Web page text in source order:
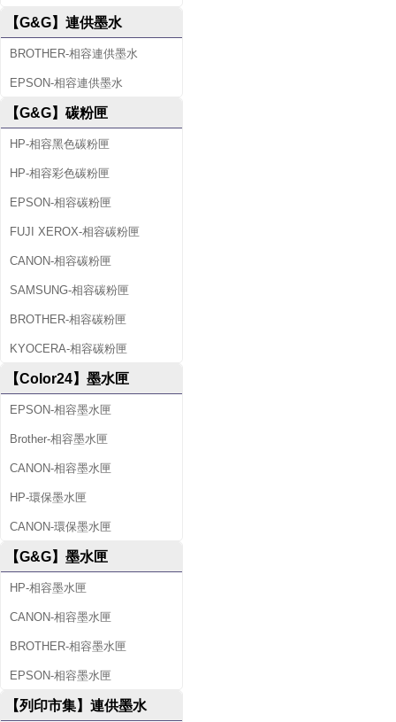
【G&G】連供墨水
BROTHER-相容連供墨水
EPSON-相容連供墨水
【G&G】碳粉匣
HP-相容黑色碳粉匣
HP-相容彩色碳粉匣
EPSON-相容碳粉匣
FUJI XEROX-相容碳粉匣
CANON-相容碳粉匣
SAMSUNG-相容碳粉匣
BROTHER-相容碳粉匣
KYOCERA-相容碳粉匣
【Color24】墨水匣
EPSON-相容墨水匣
Brother-相容墨水匣
CANON-相容墨水匣
HP-環保墨水匣
CANON-環保墨水匣
【G&G】墨水匣
HP-相容墨水匣
CANON-相容墨水匣
BROTHER-相容墨水匣
EPSON-相容墨水匣
【列印市集】連供墨水